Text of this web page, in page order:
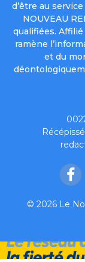
d’être au
NOUVEAU
qualifiées. Affilié
ramène
et du
© 2026 Le